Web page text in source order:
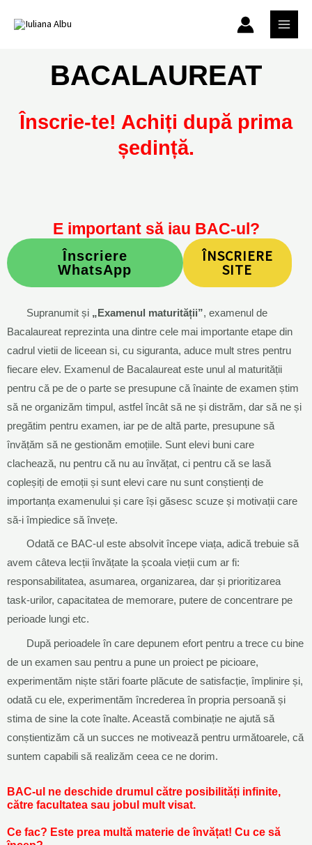
MAIN
BACALAUREAT
Înscrie-te! Achiți după prima
ședință.
E important să iau BAC-ul?
Înscriere
WhatsApp
ÎNSCRIERE
SITE
Supranumit și „Examenul maturității”, examenul de
Bacalaureat reprezinta una dintre cele mai importante etape din
cadrul vietii de liceean si, cu siguranta, aduce mult stres pentru
fiecare elev. Examenul de Bacalaureat este unul al maturității
pentru că pe de o parte se presupune că înainte de examen știm
să ne organizăm timpul, astfel încât să ne și distrăm, dar să ne și
pregătim pentru examen, iar pe de altă parte, presupune să
învățăm să ne gestionăm emoțiile. Sunt elevi buni care
clachează, nu pentru că nu au învățat, ci pentru că se lasă
copleșiți de emoții și sunt elevi care nu sunt conștienți de
importanța examenului și care își găsesc scuze și motivații care
să-i împiedice să învețe.
Odată ce BAC-ul este absolvit începe viața, adică trebuie să
avem câteva lecții învățate la școala vieții cum ar fi:
responsabilitatea, asumarea, organizarea, dar și prioritizarea
task-urilor, capacitatea de memorare, putere de concentrare pe
perioade lungi etc.
După perioadele în care depunem efort pentru a trece cu bine
de un examen sau pentru a pune un proiect pe picioare,
experimentăm niște stări foarte plăcute de satisfacție, împlinire și,
odată cu ele, experimentăm încrederea în propria persoană și
stima de sine la cote înalte. Această combinație ne ajută să
conștientizăm că un succes ne motivează pentru următoarele, că
suntem capabili să realizăm ceea ce ne dorim.
BAC-ul ne deschide drumul către posibilități infinite,
către facultatea sau jobul mult visat.
Ce fac? Este prea multă materie de învățat! Cu ce să